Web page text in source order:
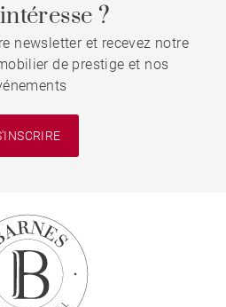
?
newsletter et recevez notre
de prestige et nos